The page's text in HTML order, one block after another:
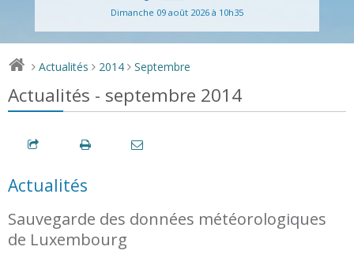
Dimanche 09 août 2026 à 10h35
> Actualités > 2014 > Septembre
Actualités - septembre 2014
Actualités
Sauvegarde des données météorologiques
de Luxembourg